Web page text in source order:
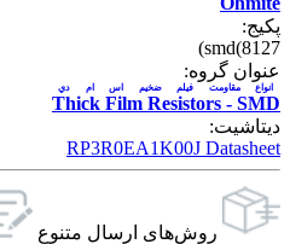
پکیج:
smd(8127)
عنوان گروه:
Thick Film Resistors - SMD
انواع مقاومت فیلم ضخیم اس ام دي
دیتاشیت:
RP3R0EA1K00J Datasheet
روش‌های ارسال‌ متنوع